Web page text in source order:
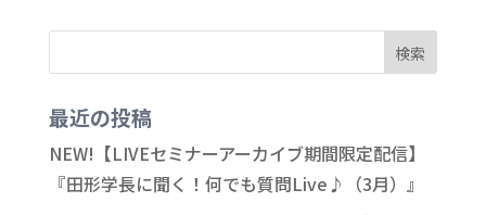
最近の投稿
NEW!【LIVEセミナーアーカイブ期間限定配信】
『田形学長に聞く！何でも質問Live♪（3月）』